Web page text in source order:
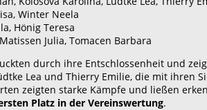
Winter Neela
Hönig Teresa
Julia, Tomacen Barbara
durch ihre Entschlossenheit und
Lea und Thierry Emilie, die mit ihren
zeigten starke Kämpfe und ließen
Platz in der Vereinswertung.